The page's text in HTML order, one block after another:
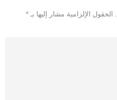
الحقول الإلزامية مشار إليها بـ *